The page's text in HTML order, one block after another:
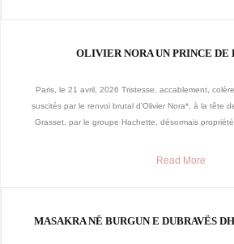
OLIVIER NORA UN PRINCE DE
Paris, le 21 avril, 2026 Tristesse, accablement,
suscités par le renvoi brutal d’Olivier Nora*, à la tête
Grasset, par le groupe Hachette, désormais
Read More
MASAKRA NË BURGUN E DUBRAVËS